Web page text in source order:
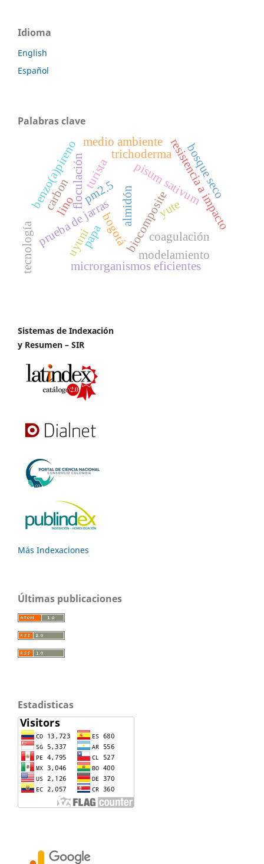
Idioma
English
Español
Palabras clave
almidón
papa
prueba de jarras coagulación
floculación
biocompositeyute
lino resistencia a impacto
modelamiento
pisum sativum
trichoderma
microrganismos eficientes
medio ambiente
pm2.5
benzo(a)pireno
uyuni
turista
carbon
tecnología
bosque seco
bogotá
Sistemas de Indexación
y Resumen – SIR
Más Indexaciones
Últimas publicaciones
Estadisticas